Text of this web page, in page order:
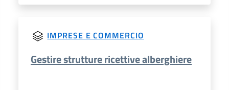
IMPRESE E COMMERCIO
Gestire strutture ricettive alberghiere